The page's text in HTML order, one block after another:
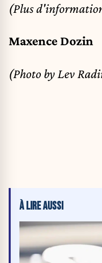
(Plus
Maxence Dozin
(Photo by Lev
À LIRE AUSSI